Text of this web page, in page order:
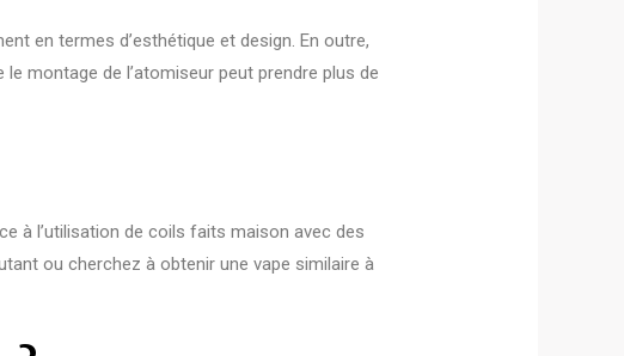
en termes d’esthétique et design. En outre,
montage de l’atomiseur peut prendre plus de
à l’utilisation de coils faits maison avec des
ou cherchez à obtenir une vape similaire à